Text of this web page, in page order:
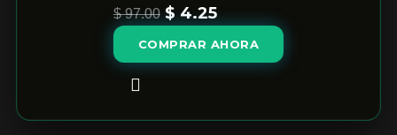
$97.00 $ 4.25
COMPRAR AHORA